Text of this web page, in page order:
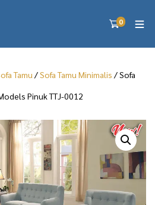
0
Tamu /Sofa Tamu Minimalis / Sofa
Pinuk TTJ-0012